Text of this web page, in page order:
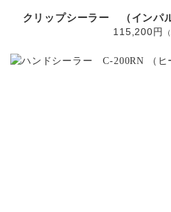
クリップシーラー （インパ
115,200円